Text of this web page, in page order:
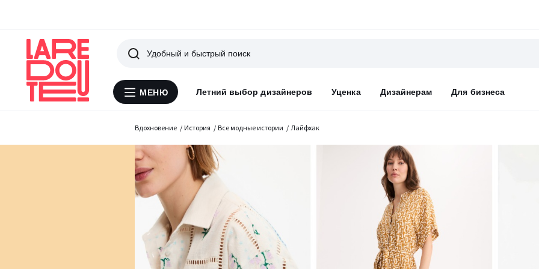
Меню
МЕНЮ Летний выбор дизайнеров Уценка Дизайнерам Для бизнеса
Поиск
Вдохновение История Все модные истории Лайфхак